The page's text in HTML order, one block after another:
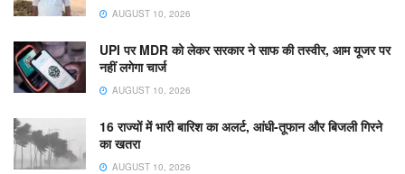
AUGUST 10, 2026
UPI पर MDR को लेकर सरकार ने साफ की तस्वीर, आम यूजर पर
नहीं लगेगा चार्ज
AUGUST 10, 2026
16 राज्यों में भारी बारिश का अलर्ट, आंधी-तूफान और बिजली गिरने
का खतरा
AUGUST 10, 2026